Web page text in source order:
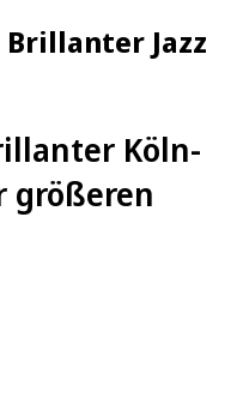
Brillanter Jazz
Köln-
größeren